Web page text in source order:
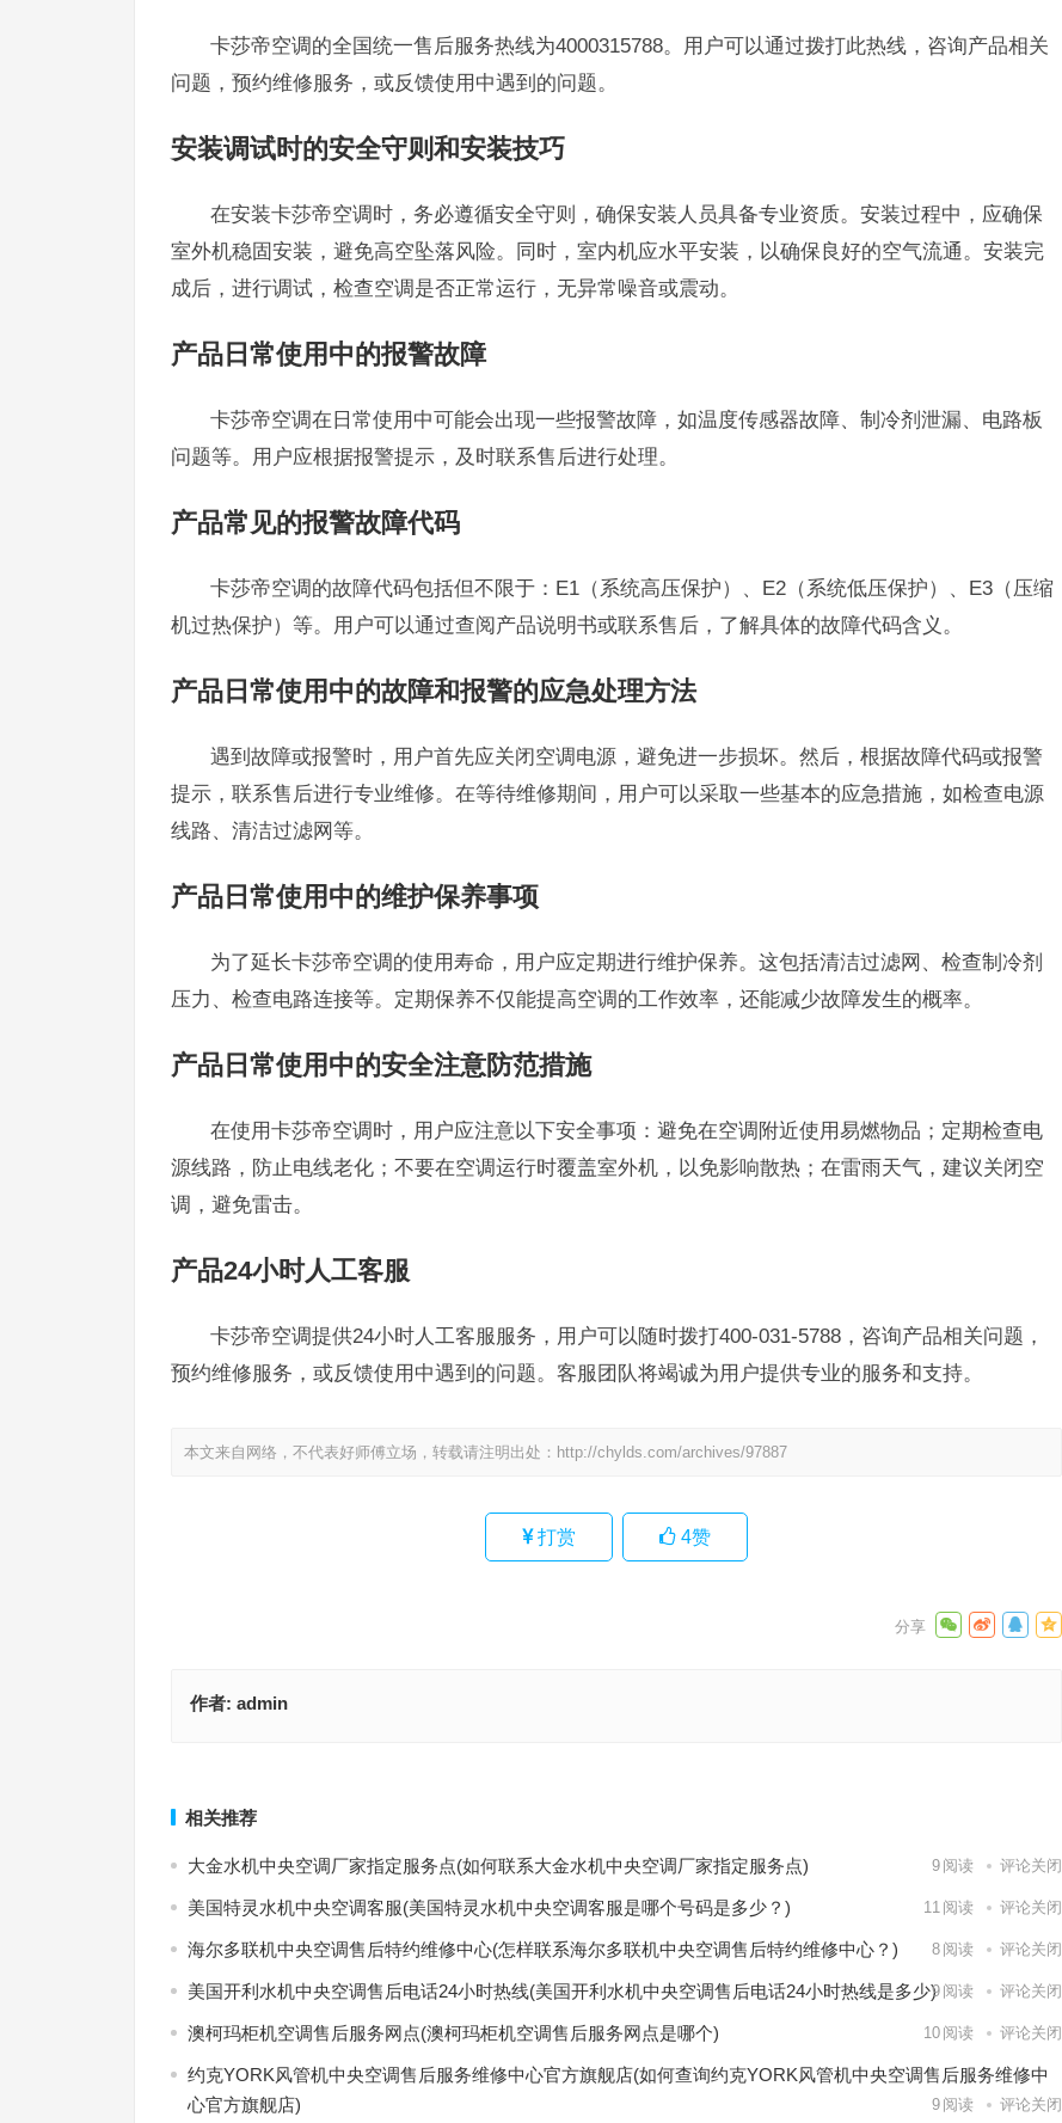
卡莎帝空调的全国统一售后服务热线为4000315788。用户可以通过拨打此热线，咨询产品相关
问题，预约维修服务，或反馈使用中遇到的问题。
安装调试时的安全守则和安装技巧
在安装卡莎帝空调时，务必遵循安全守则，确保安装人员具备专业资质。安装过程中，应确保
室外机稳固安装，避免高空坠落风险。同时，室内机应水平安装，以确保良好的空气流通。安装完
成后，进行调试，检查空调是否正常运行，无异常噪音或震动。
产品日常使用中的报警故障
卡莎帝空调在日常使用中可能会出现一些报警故障，如温度传感器故障、制冷剂泄漏、电路板
问题等。用户应根据报警提示，及时联系售后进行处理。
产品常见的报警故障代码
卡莎帝空调的故障代码包括但不限于：E1（系统高压保护）、E2（系统低压保护）、E3（压缩
机过热保护）等。用户可以通过查阅产品说明书或联系售后，了解具体的故障代码含义。
产品日常使用中的故障和报警的应急处理方法
遇到故障或报警时，用户首先应关闭空调电源，避免进一步损坏。然后，根据故障代码或报警
提示，联系售后进行专业维修。在等待维修期间，用户可以采取一些基本的应急措施，如检查电源
线路、清洁过滤网等。
产品日常使用中的维护保养事项
为了延长卡莎帝空调的使用寿命，用户应定期进行维护保养。这包括清洁过滤网、检查制冷剂
压力、检查电路连接等。定期保养不仅能提高空调的工作效率，还能减少故障发生的概率。
产品日常使用中的安全注意防范措施
在使用卡莎帝空调时，用户应注意以下安全事项：避免在空调附近使用易燃物品；定期检查电
源线路，防止电线老化；不要在空调运行时覆盖室外机，以免影响散热；在雷雨天气，建议关闭空
调，避免雷击。
产品24小时人工客服
卡莎帝空调提供24小时人工客服服务，用户可以随时拨打400-031-5788，咨询产品相关问题，
预约维修服务，或反馈使用中遇到的问题。客服团队将竭诚为用户提供专业的服务和支持。
本文来自网络，不代表好师傅立场，转载请注明出处： http://chylds.com/archives/97887
打赏 4赞
作者: admin
相关推荐
大金水机中央空调厂家指定服务点(如何联系大金水机中央空调厂家指定服务点) 9 阅读 评论关闭
美国特灵水机中央空调客服(美国特灵水机中央空调客服是哪个号码是多少？) 11 阅读 评论关闭
海尔多联机中央空调售后特约维修中心(怎样联系海尔多联机中央空调售后特约维修中心？) 8 阅读 评论关闭
美国开利水机中央空调售后电话24小时热线(美国开利水机中央空调售后电话24小时热线是多少)9 阅读 评论关闭
澳柯玛柜机空调售后服务网点(澳柯玛柜机空调售后服务网点是哪个) 10 阅读 评论关闭
约克YORK风管机中央空调售后服务维修中心官方旗舰店(如何查询约克YORK风管机中央空调售后服务维修中
心官方旗舰店)
9 阅读 评论关闭